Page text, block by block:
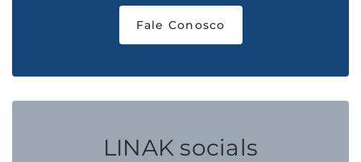
Fale Conosco
LINAK socials